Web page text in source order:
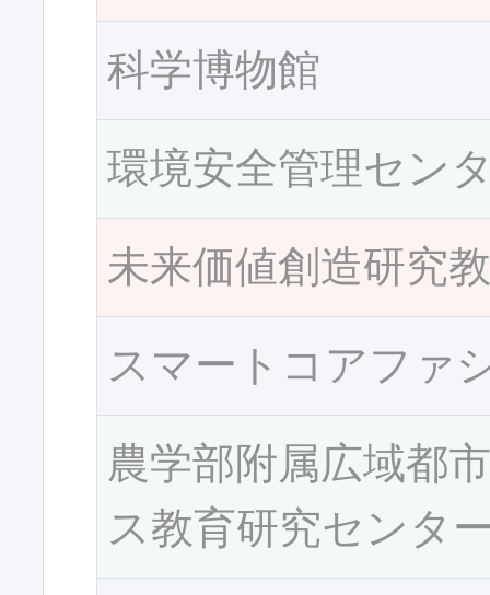
科学博物館
環境安全管理セン
未来価値創造研究
スマートコアファ
農学部附属広域都
ス教育研究センタ